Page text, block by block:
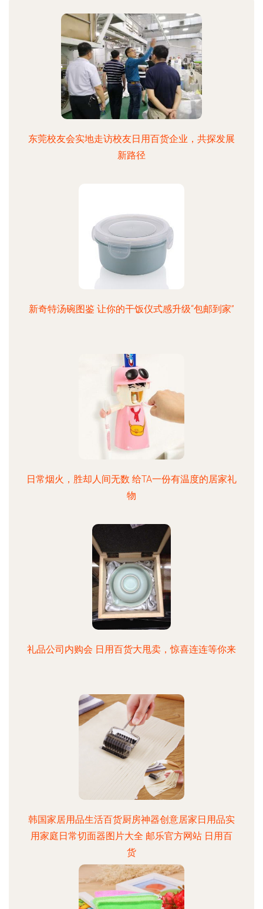
东莞校友会实地走访校友日用百货企业，共探发展
新路径
新奇特汤碗图鉴 让你的干饭仪式感升级“包邮到家”
日常烟火，胜却人间无数 给TA一份有温度的居家礼
物
礼品公司内购会 日用百货大甩卖，惊喜连连等你来
韩国家居用品生活百货厨房神器创意居家日用品实
用家庭日常切面器图片大全 邮乐官方网站 日用百
货